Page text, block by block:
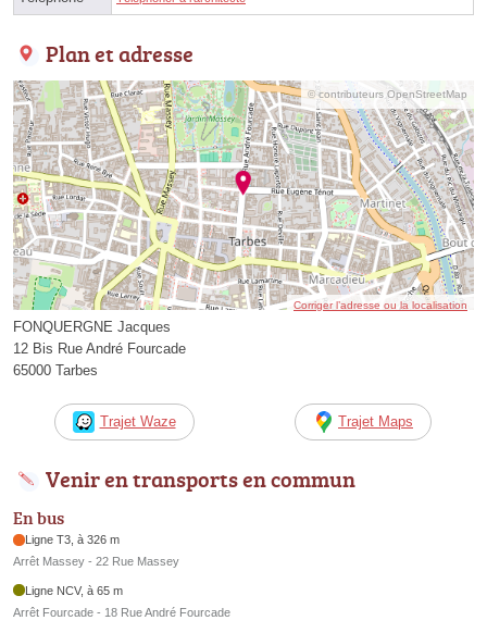
Plan et adresse
© contributeurs OpenStreetMap
Corriger l’adresse ou la localisation
FONQUERGNE Jacques
12 Bis Rue André Fourcade
65000 Tarbes
Trajet Waze Trajet Maps
Venir en transports en commun
En bus
Ligne T3, à 326 m
Arrêt Massey - 22 Rue Massey
Ligne NCV, à 65 m
Arrêt Fourcade - 18 Rue André Fourcade